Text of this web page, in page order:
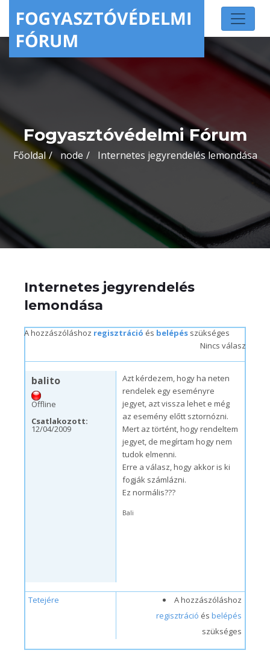
Fogyasztóvédelmi Fórum
Főoldal node Internetes jegyrendelés lemondása
Internetes jegyrendelés
lemondása
A hozzászóláshoz regisztráció és belépés szükséges
Nincs válasz
balito
Offline
Csatlakozott:
12/04/2009
Azt kérdezem, hogy ha neten
rendelek egy eseményre
jegyet, azt vissza lehet e még
az esemény előtt sztornózni.
Mert az történt, hogy rendeltem
jegyet, de megírtam hogy nem
tudok elmenni.
Erre a válasz, hogy akkor is ki
fogják számlázni.
Ez normális???
Bali
Tetejére
A hozzászóláshoz
regisztráció és belépés
szükséges